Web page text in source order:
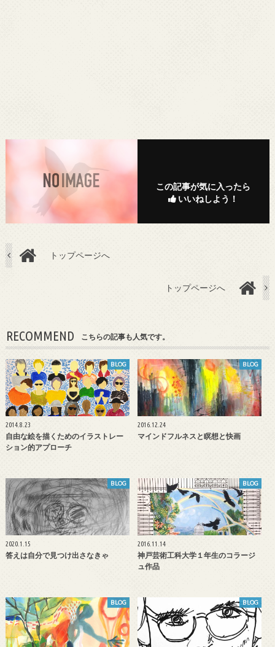
この記事が気に入ったら
いいねしよう！
トップページへ
トップページへ
RECOMMEND こちらの記事も人気です。
BLOG
2014.8.23
自由な絵を描くためのイラストレー
ション的アプローチ
BLOG
2016.12.24
マインドフルネスと瞑想と快画
BLOG
2020.1.15
答えは自分で見つけ出さなきゃ
BLOG
2016.11.14
神戸芸術工科大学１年生のコラージ
ュ作品
BLOG BLOG